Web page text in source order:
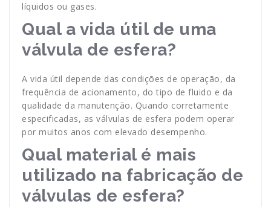
líquidos ou gases.
Qual a vida útil de uma
válvula de esfera?
A vida útil depende das condições de operação, da
frequência de acionamento, do tipo de fluido e da
qualidade da manutenção. Quando corretamente
especificadas, as válvulas de esfera podem operar
por muitos anos com elevado desempenho.
Qual material é mais
utilizado na fabricação de
válvulas de esfera?